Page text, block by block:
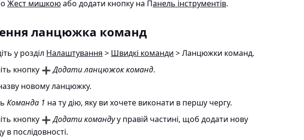
Жест мишкоюабо додати кнопку на Панель інструментів.
ланцюжка команд
у розділ Налаштування > Швидкі команди > Ланцюжки команд.
кнопку
Додати ланцюжок команд.
новому ланцюжку.
Команда 1 на ту дію, яку ви хочете виконати в першу чергу.
кнопку
Додати командуу правій частині, щоб додати нову
в послідовності.